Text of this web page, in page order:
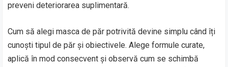
preveni deteriorarea suplimentară.
Cum să alegi masca de păr potrivită devine simplu când îți
cunoști tipul de păr și obiectivele. Alege formule curate,
aplică în mod consecvent și observă cum se schimbă